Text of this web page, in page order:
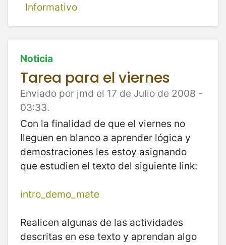
Informativo
Noticia
Tarea para el viernes
Enviado por jmd el 17 de Julio de 2008 -
03:33.
Con la finalidad de que el viernes no
lleguen en blanco a aprender lógica y
demostraciones les estoy asignando
que estudien el texto del siguiente link:
intro_demo_mate
Realicen algunas de las actividades
descritas en ese texto y aprendan algo